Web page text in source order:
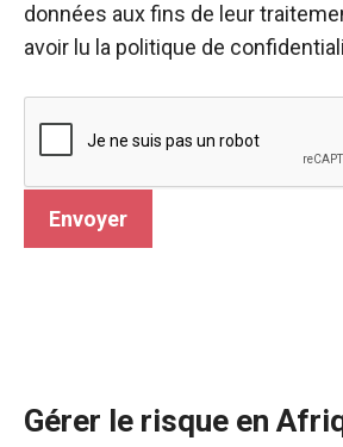
données aux fins de leur
avoir lu la politique de
Gérer le risque en